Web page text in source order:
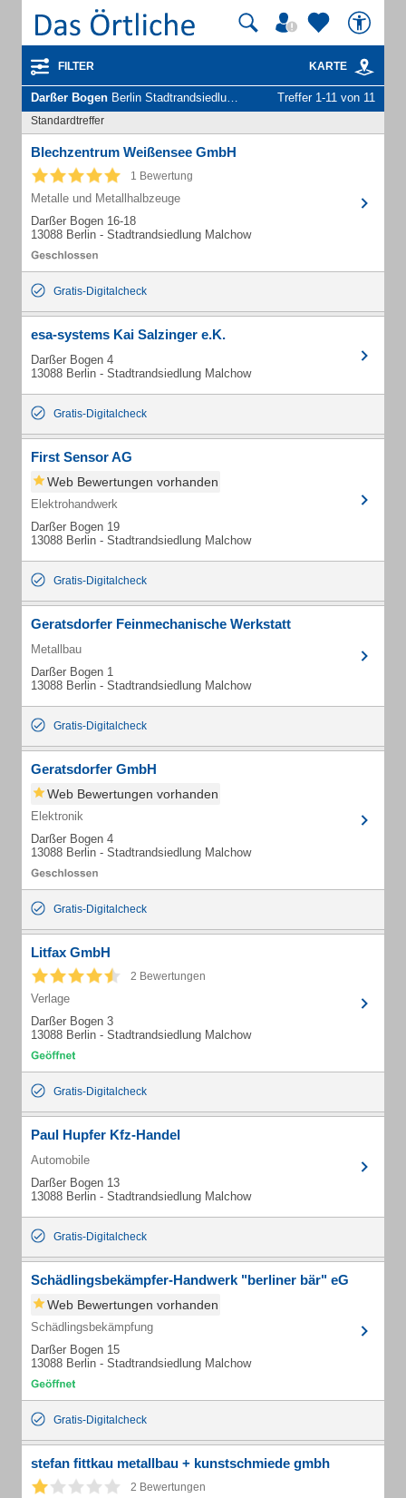
FILTER KARTE
Darßer Bogen Berlin Stadtrandsiedlung Malchow - Unternehmen und Personen Treffer 1-11 von 11
Standardtreffer
Blechzentrum Weißensee GmbH
1 Bewertung
Metalle und Metallhalbzeuge
Darßer Bogen 16-18
13088 Berlin - Stadtrandsiedlung Malchow
Gratis-Digitalcheck
esa-systems Kai Salzinger e.K.
Darßer Bogen 4
13088 Berlin - Stadtrandsiedlung Malchow
Gratis-Digitalcheck
First Sensor AG
Web Bewertungen vorhanden
Elektrohandwerk
Darßer Bogen 19
13088 Berlin - Stadtrandsiedlung Malchow
Gratis-Digitalcheck
Geratsdorfer Feinmechanische Werkstatt
Metallbau
Darßer Bogen 1
13088 Berlin - Stadtrandsiedlung Malchow
Gratis-Digitalcheck
Geratsdorfer GmbH
Web Bewertungen vorhanden
Elektronik
Darßer Bogen 4
13088 Berlin - Stadtrandsiedlung Malchow
Gratis-Digitalcheck
Litfax GmbH
2 Bewertungen
Verlage
Darßer Bogen 3
13088 Berlin - Stadtrandsiedlung Malchow
Gratis-Digitalcheck
Paul Hupfer Kfz-Handel
Automobile
Darßer Bogen 13
13088 Berlin - Stadtrandsiedlung Malchow
Gratis-Digitalcheck
Schädlingsbekämpfer-Handwerk "berliner bär" eG
Web Bewertungen vorhanden
Schädlingsbekämpfung
Darßer Bogen 15
13088 Berlin - Stadtrandsiedlung Malchow
Gratis-Digitalcheck
stefan fittkau metallbau + kunstschmiede gmbh
2 Bewertungen